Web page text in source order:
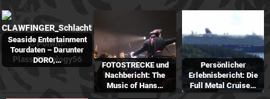
Seaside Entertainment
Tourdaten – Darunter
DORO,…
FOTOSTRECKE und
Nachbericht: The
Music of Hans…
Persönlicher
Erlebnisbericht: Die
Full Metal Cruise…